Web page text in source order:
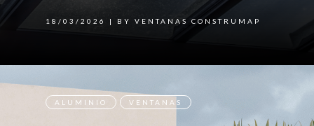
18/03/2026 | BY VENTANAS CONSTRUMAP
ALUMINIO VENTANAS